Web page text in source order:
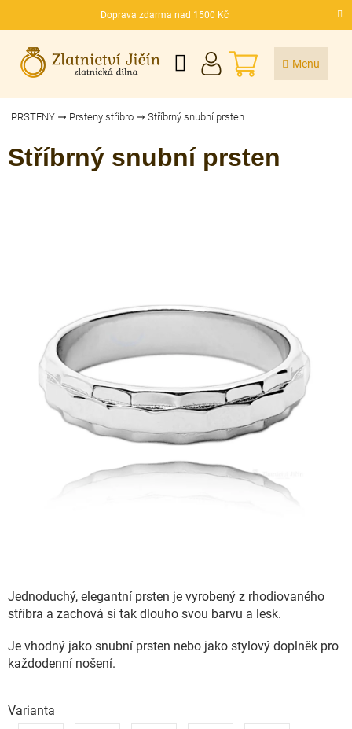
Doprava zdarma nad 1500 Kč
CZK
NÁKUPNÍ
KOŠÍK
PRSTENY Prsteny stříbro Stříbrný snubní prsten
Stříbrný snubní prsten
Varianta
Jednoduchý, elegantní prsten je vyrobený z rhodiovaného
stříbra a zachová si tak dlouho svou barvu a lesk.
Je vhodný jako snubní prsten nebo jako stylový doplněk pro
každodenní nošení.